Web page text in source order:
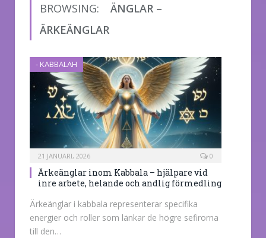
BROWSING:
ÄNGLAR –
ÄRKEÄNGLAR
- KABBALAH
21 JANUARI, 2026 0
Ärkeänglar inom Kabbala – hjälpare vid
inre arbete, helande och andlig förmedling
Ärkeänglar i kabbala representerar specifika
energier och roller som länkar de högre sefirorna
till den…